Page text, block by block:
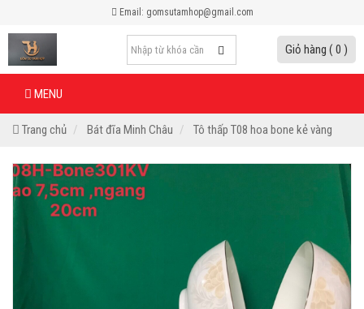
Email: gomsutamhop@gmail.com
Giỏ hàng ( 0 )
MENU
Trang chủ Bát đĩa Minh Châu Tô thấp T08 hoa bone kẻ vàng